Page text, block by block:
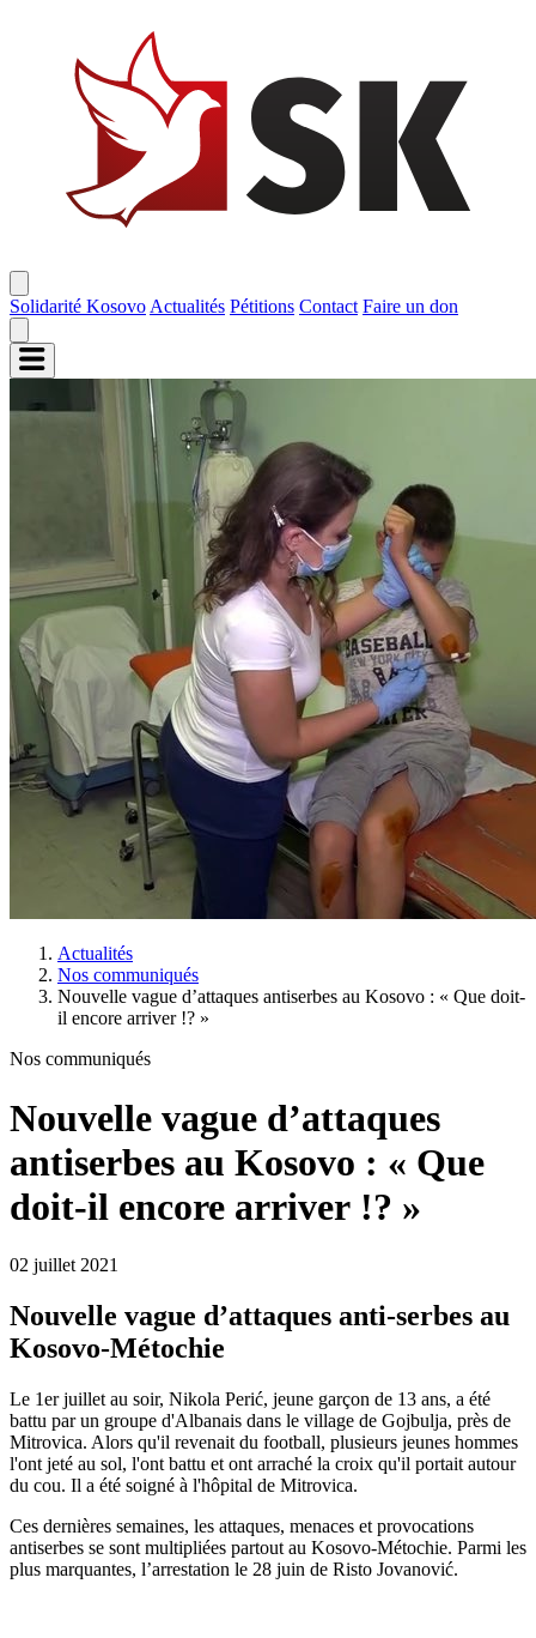
Solidarité Kosovo Actualités Pétitions Contact Faire un don
Actualités
Nos communiqués
Nouvelle vague d’attaques antiserbes au Kosovo : « Que doit-
il encore arriver !? »
Nos communiqués
Nouvelle vague d’attaques
antiserbes au Kosovo : « Que
doit-il encore arriver !? »
02 juillet 2021
Nouvelle vague d’attaques anti-serbes au
Kosovo-Métochie
Le 1er juillet au soir, Nikola Perić, jeune garçon de 13 ans, a été
battu par un groupe d'Albanais dans le village de Gojbulja, près de
Mitrovica. Alors qu'il revenait du football, plusieurs jeunes hommes
l'ont jeté au sol, l'ont battu et ont arraché la croix qu'il portait autour
du cou. Il a été soigné à l'hôpital de Mitrovica.
Ces dernières semaines, les attaques, menaces et provocations
antiserbes se sont multipliées partout au Kosovo-Métochie. Parmi les
plus marquantes, l’arrestation le 28 juin de Risto Jovanović.